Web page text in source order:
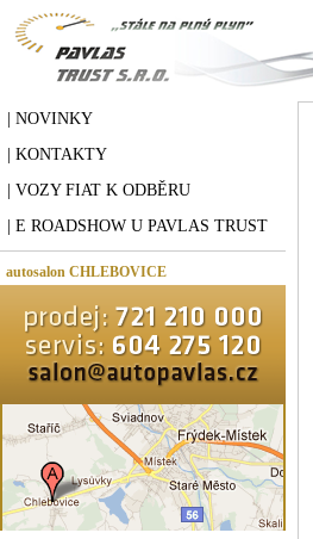
| NOVINKY
| KONTAKTY
| VOZY FIAT K ODBĚRU
| E ROADSHOW U PAVLAS TRUST
autosalon CHLEBOVICE